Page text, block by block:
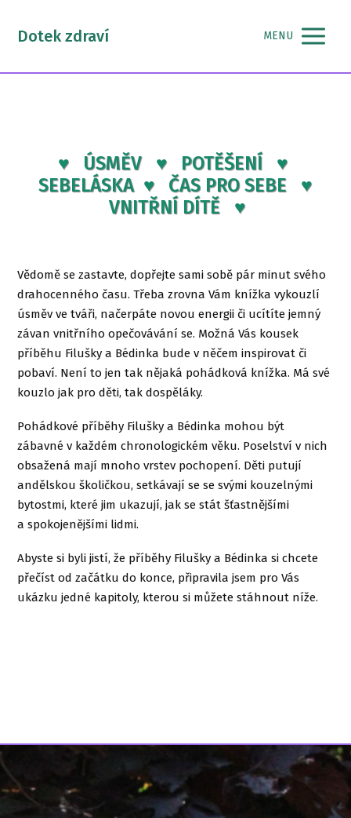
Dotek zdraví MENU
♥ ÚSMĚV ♥ POTĚŠENÍ ♥
SEBELÁSKA ♥ ČAS PRO SEBE ♥
VNITŘNÍ DÍTĚ ♥
Vědomě se zastavte, dopřejte sami sobě pár minut svého
drahocenného času. Třeba zrovna Vám knížka vykouzlí
úsměv ve tváři, načerpáte novou energii či ucítíte jemný
závan vnitřního opečovávání se. Možná Vás kousek
příběhu Filušky a Bédinka bude v něčem inspirovat či
pobaví. Není to jen tak nějaká pohádková knížka. Má své
kouzlo jak pro děti, tak dospěláky.
Pohádkové příběhy Filušky a Bédinka mohou být
zábavné v každém chronologickém věku. Poselství v nich
obsažená mají mnoho vrstev pochopení. Děti putují
andělskou školičkou, setkávají se se svými kouzelnými
bytostmi, které jim ukazují, jak se stát šťastnějšími
a spokojenějšími lidmi.
Abyste si byli jistí, že příběhy Filušky a Bédinka si chcete
přečíst od začátku do konce, připravila jsem pro Vás
ukázku jedné kapitoly, kterou si můžete stáhnout níže.